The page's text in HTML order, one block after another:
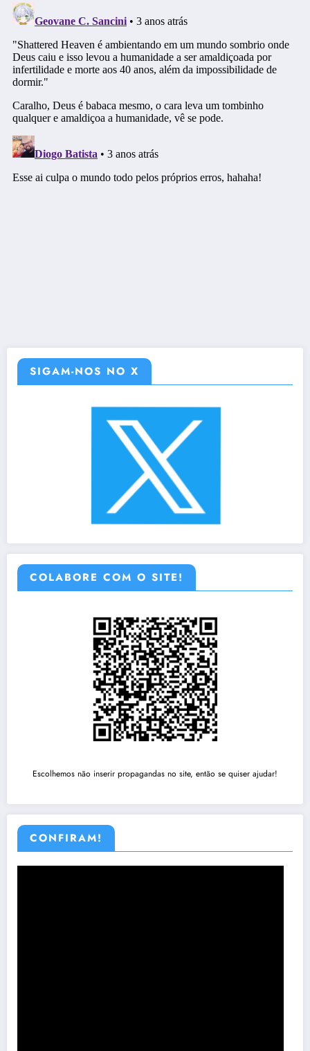
SIGAM-NOS NO X
COLABORE COM O SITE!
Escolhemos não inserir propagandas no site, então se quiser ajudar!
CONFIRAM!